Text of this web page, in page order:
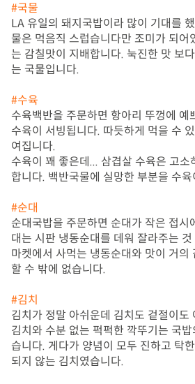
#국물
LA 유일의 돼지국밥이라 많이 기대를
물은 먹음직 스럽습니다만 조미가 되어
는 감칠맛이 지배합니다. 눅진한 맛 보
는 국물입니다.
#수육
수육백반을 주문하면 항아리 뚜껑에 예
수육이 서빙됩니다. 따듯하게 먹을 수
여집니다.
수육이 꽤 좋은데... 삼겹살 수육은 고소
합니다. 백반국물에 실망한 부분을 수
#순대
순대국밥을 주문하면 순대가 작은 접시
대는 시판 냉동순대를 데워 잘라주는 것
마켓에서 사먹는 냉동순대와 맛이 거의
할 수 밖에 없습니다.
#김치
김치가 정말 아쉬운데 김치도 겉절이도
김치와 수분 없는 퍽퍽한 깍뚜기는 국
습니다. 게다가 양념이 모두 진하고 탁
되지 않는 김치였습니다.